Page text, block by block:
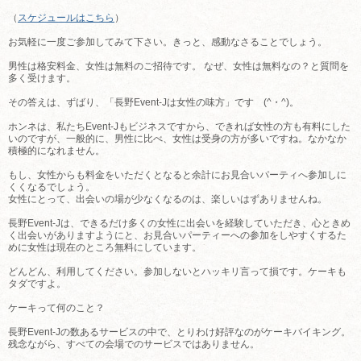
（ スケジュールはこちら ）
お気軽に一度ご参加してみて下さい。きっと、感動なさることでしょう。
男性は格安料金、女性は無料のご招待です。 なぜ、女性は無料なの？と質問を
多く受けます。
その答えは、ずばり、「長野Event-Jは女性の味方」です (^・^)。
ホンネは、私たちEvent-Jもビジネスですから、できれば女性の方も有料にした
いのですが、一般的に、男性に比べ、女性は受身の方が多いですね。なかなか
積極的になれません。
もし、女性からも料金をいただくとなると余計にお見合いパーティへ参加しに
くくなるでしょう。
女性にとって、出会いの場が少なくなるのは、楽しいはずありませんね。
長野Event-Jは、できるだけ多くの女性に出会いを経験していただき、心ときめ
く出会いがありますようにと、お見合いパーティーへの参加をしやすくするた
めに女性は現在のところ無料にしています。
どんどん、利用してください。参加しないとハッキリ言って損です。ケーキも
タダですよ。
ケーキって何のこと？
長野Event-Jの数あるサービスの中で、とりわけ好評なのがケーキバイキング。
残念ながら、すべての会場でのサービスではありません。